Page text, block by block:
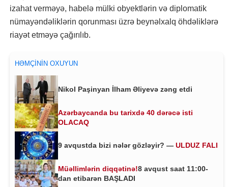
izahat verməyə, habelə mülki obyektlərin və diplomatik
nümayəndəliklərin qorunması üzrə beynəlxalq öhdəliklərə
riayət etməyə çağırılıb.
HƏMÇININ OXUYUN
Nikol Paşinyan İlham Əliyevə zəng etdi
Azərbaycanda bu tarixdə 40 dərəcə isti
OLACAQ
9 avqustda bizi nələr gözləyir? — ULDUZ FALI
Müəllimlərin diqqətinə!8 avqust saat 11:00-
dan etibarən BAŞLADI